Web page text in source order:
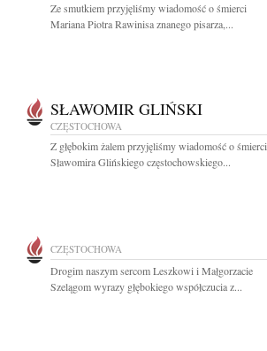
Ze smutkiem przyjęliśmy wiadomość o śmierci
Mariana Piotra Rawinisa znanego pisarza,...
SŁAWOMIR GLIŃSKI
CZĘSTOCHOWA
Z głębokim żalem przyjęliśmy wiadomość o śmierci
Sławomira Glińskiego częstochowskiego...
CZĘSTOCHOWA
Drogim naszym sercom Leszkowi i Małgorzacie
Szelągom wyrazy głębokiego współczucia z...